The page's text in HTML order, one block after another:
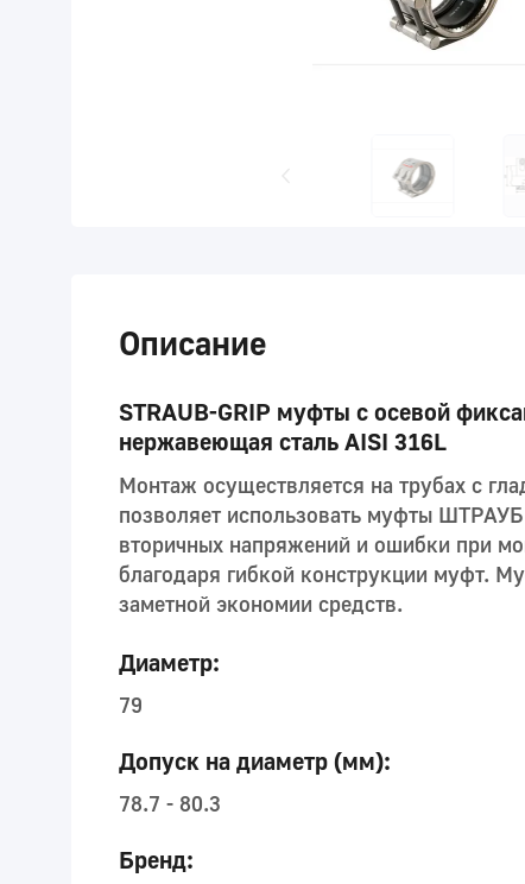
Описание
STRAUB-GRIP муфты с осевой
нержавеющая сталь AISI 316L
Монтаж осуществляется на трубах с
позволяет использовать муфты
вторичных напряжений и ошибки при
благодаря гибкой конструкции муфт.
заметной экономии средств.
Диаметр:
79
Допуск на диаметр (мм):
78.7 - 80.3
Бренд: